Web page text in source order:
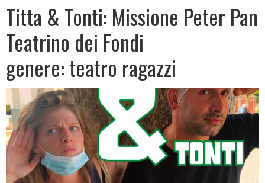
Titta & Tonti: Missione Peter Pan
Teatrino dei Fondi
genere: teatro ragazzi